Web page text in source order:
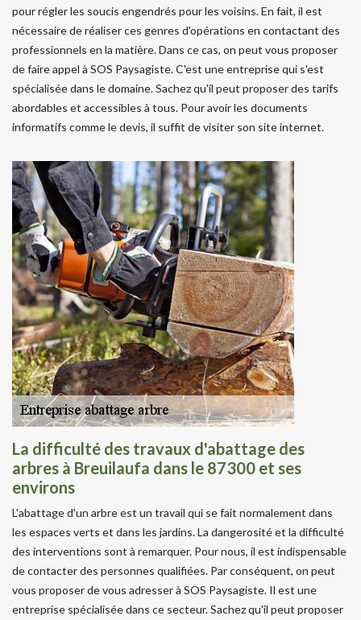
pour régler les soucis engendrés pour les voisins. En fait, il est
nécessaire de réaliser ces genres d'opérations en contactant des
professionnels en la matière. Dans ce cas, on peut vous proposer
de faire appel à SOS Paysagiste. C'est une entreprise qui s'est
spécialisée dans le domaine. Sachez qu'il peut proposer des tarifs
abordables et accessibles à tous. Pour avoir les documents
informatifs comme le devis, il suffit de visiter son site internet.
La difficulté des travaux d'abattage des
arbres à Breuilaufa dans le 87300 et ses
environs
L'abattage d'un arbre est un travail qui se fait normalement dans
les espaces verts et dans les jardins. La dangerosité et la difficulté
des interventions sont à remarquer. Pour nous, il est indispensable
de contacter des personnes qualifiées. Par conséquent, on peut
vous proposer de vous adresser à SOS Paysagiste. Il est une
entreprise spécialisée dans ce secteur. Sachez qu'il peut proposer